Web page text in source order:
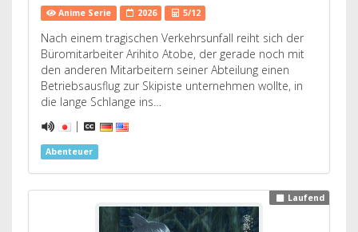
Anime Serie 2026 5/12
Nach einem tragischen Verkehrsunfall reiht sich der
Büromitarbeiter Arihito Atobe, der gerade noch mit
den anderen Mitarbeitern seiner Abteilung einen
Betriebsausflug zur Skipiste unternehmen wollte, in
die lange Schlange ins…
|
Abenteuer
Laufend